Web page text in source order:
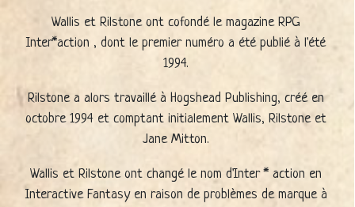
Wallis et Rilstone ont cofondé le magazine RPG
Inter*action , dont le premier numéro a été publié à l'été
1994.
Rilstone a alors travaillé à Hogshead Publishing, créé en
octobre 1994 et comptant initialement Wallis, Rilstone et
Jane Mitton.
Wallis et Rilstone ont changé le nom d'Inter * action en
Interactive Fantasy en raison de problèmes de marque à